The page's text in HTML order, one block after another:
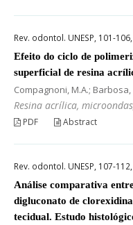
Rev. odontol. UNESP, 101-
Efeito do ciclo de
superficial de resina
Compagnoni, M.A.; Barbosa,
Resina acrílica,
PDF Abstract
Rev. odontol. UNESP, 107-
Análise comparativa
digluconato de
tecidual. Estudo